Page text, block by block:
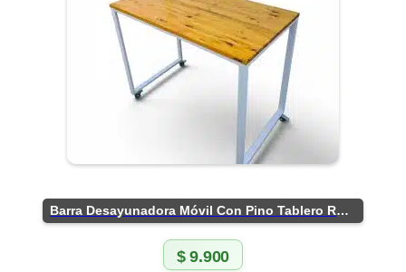
Barra Desayunadora Móvil Con Pino Tablero Rústico
$9.900